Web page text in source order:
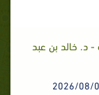
- د. خالد بن عبد
2026/08/